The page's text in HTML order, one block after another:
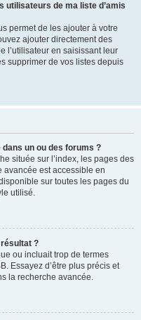
utilisateurs de ma liste d’amis
permet de les ajouter à votre
ajouter directement des
l’utilisateur en saisissant leur
supprimer de vos listes depuis
un ou des forums ?
située sur l’index, les pages des
avancée est accessible en
sur toutes les pages du
utilisé.
?
ou incluait trop de termes
Essayez d’être plus précis et
la recherche avancée.